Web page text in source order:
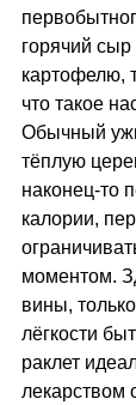
горячий сыр
картофелю,
что такое
Обычный
тёплую
наконец-то
калории,
моментом.
вины,
лёгкости
раклет
лекарством